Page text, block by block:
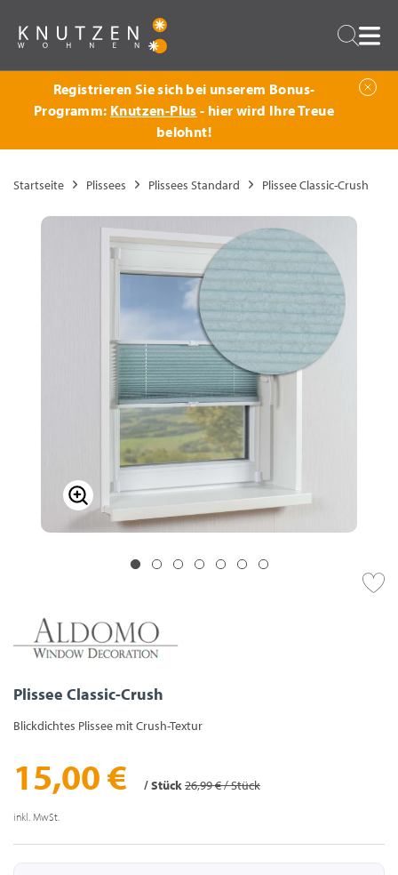
Zurück
Registrieren Sie sich bei unserem Bonus-
Programm: Knutzen-Plus - hier wird Ihre Treue
belohnt!
Startseite Plissees Plissees Standard Plissee Classic-Crush
Plissee Classic-Crush
Blickdichtes Plissee mit Crush-Textur
15,00 € / Stück26,99 € / Stück
inkl. MwSt.